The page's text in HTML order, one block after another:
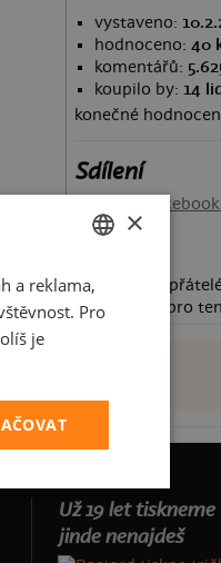
vystaveno:
hodnoceno: 40
komentářů:
koupilo by: 14
konečné
Sdílení
Sdílet na
Požádej své
taky hlasují pro
Už 19 let
jinde nenajdeš
CZECH
SLOVAK
×
a reklama,
Pro
je